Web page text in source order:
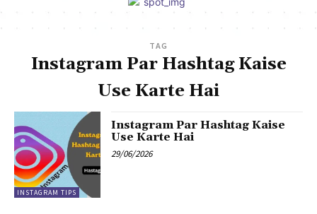
TAG
Instagram Par Hashtag Kaise
Use Karte Hai
INSTAGRAM TIPS
Instagram Par Hashtag Kaise
Use Karte Hai
29/06/2026